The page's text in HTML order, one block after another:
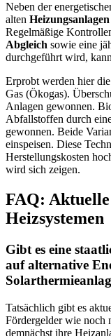
Neben der
alten
Regelmäßige
Abgleich sowie eine
durchgeführt wird,
Erprobt werden hier
Gas (Ökogas).
Anlagen gewonnen.
Abfallstoffen durch
gewonnen. Beide
einspeisen. Diese
Herstellungskosten
wird sich zeigen.
FAQ:
Heizsystemen
Gibt es eine
auf alternative
Tatsächlich gibt es
Fördergelder wie noch
demnächst ihre